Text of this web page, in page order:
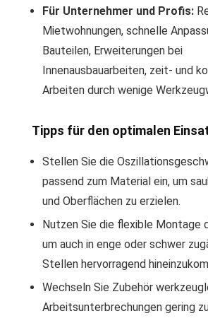
Für Unternehmer und Profis:
Mietwohnungen, schnelle
Bauteilen, Erweiterungen bei
Innenausbauarbeiten, zeit- und
Arbeiten durch wenige
Tipps für den optimalen
Stellen Sie die
passend zum Material ein, um
und Oberflächen zu erzielen.
Nutzen Sie die flexible Montage
um auch in enge oder schwer
Stellen hervorragend
Wechseln Sie Zubehör
Arbeitsunterbrechungen gering